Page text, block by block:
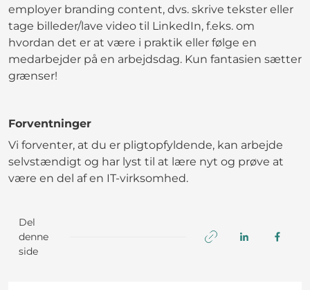
employer branding content, dvs. skrive tekster eller
tage billeder/lave video til LinkedIn, f.eks. om
hvordan det er at være i praktik eller følge en
medarbejder på en arbejdsdag. Kun fantasien sætter
grænser!
Forventninger
Vi forventer, at du er pligtopfyldende, kan arbejde
selvstændigt og har lyst til at lære nyt og prøve at
være en del af en IT-virksomhed.
Del
denne
side